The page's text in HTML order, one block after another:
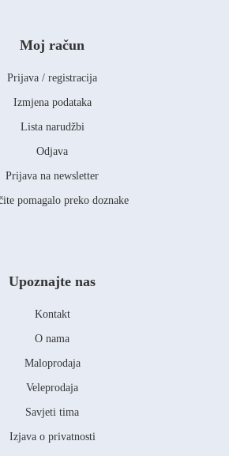
Moj račun
Prijava / registracija
Izmjena podataka
Lista narudžbi
Odjava
Prijava na newsletter
pomagalo preko doznake
Upoznajte nas
Kontakt
O nama
Maloprodaja
Veleprodaja
Savjeti tima
Izjava o privatnosti